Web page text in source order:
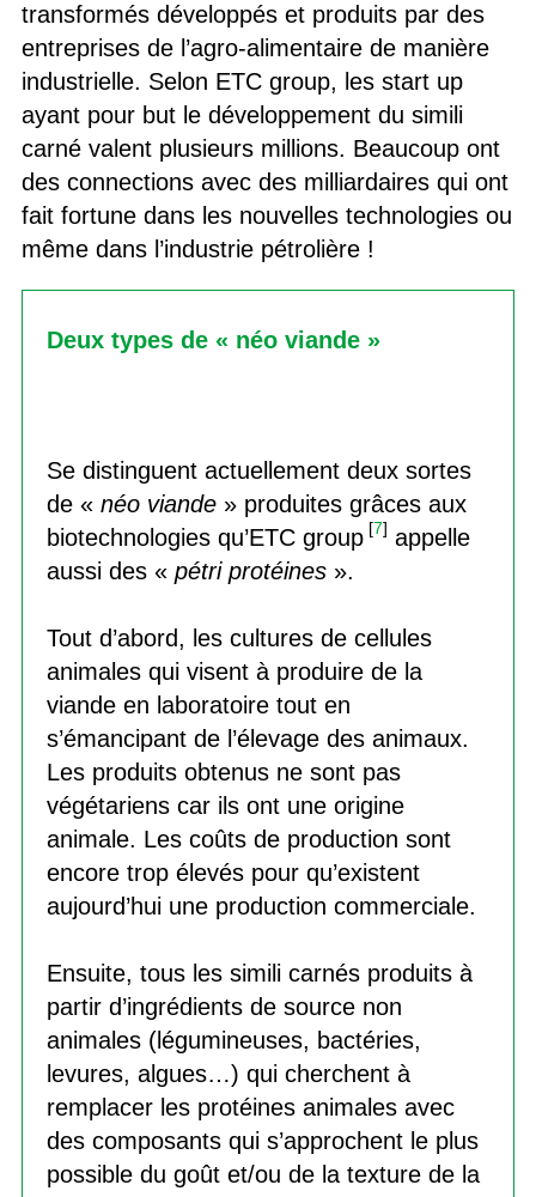
transformés développés et produits par des
entreprises de l’agro-alimentaire de manière
industrielle. Selon ETC group, les start up
ayant pour but le développement du simili
carné valent plusieurs millions. Beaucoup ont
des connections avec des milliardaires qui ont
fait fortune dans les nouvelles technologies ou
même dans l’industrie pétrolière !
Deux types de « néo viande »
Se distinguent actuellement deux sortes
de « néo viande» produites grâces aux
biotechnologies qu’ETC group [7] appelle
aussi des « pétri protéines».
Tout d’abord, les cultures de cellules
animales qui visent à produire de la
viande en laboratoire tout en
s’émancipant de l’élevage des animaux.
Les produits obtenus ne sont pas
végétariens car ils ont une origine
animale. Les coûts de production sont
encore trop élevés pour qu’existent
aujourd’hui une production commerciale.
Ensuite, tous les simili carnés produits à
partir d’ingrédients de source non
animales (légumineuses, bactéries,
levures, algues…) qui cherchent à
remplacer les protéines animales avec
des composants qui s’approchent le plus
possible du goût et/ou de la texture de la